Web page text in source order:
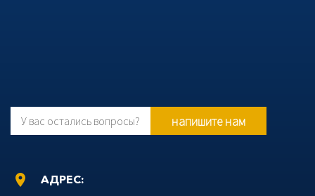
У вас остались вопросы? напишите нам
location_on
АДРЕС: